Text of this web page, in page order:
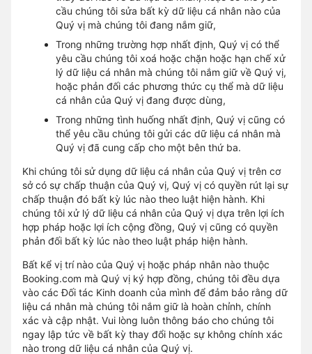
cầu chúng tôi sửa bất kỳ dữ liệu cá nhân nào của
Quý vị mà chúng tôi đang nắm giữ,
Trong những trường hợp nhất định, Quý vị có thể
yêu cầu chúng tôi xoá hoặc chặn hoặc hạn chế xử
lý dữ liệu cá nhân mà chúng tôi nắm giữ về Quý vị,
hoặc phản đối các phương thức cụ thể mà dữ liệu
cá nhân của Quý vị đang được dùng,
Trong những tình huống nhất định, Quý vị cũng có
thể yêu cầu chúng tôi gửi các dữ liệu cá nhân mà
Quý vị đã cung cấp cho một bên thứ ba.
Khi chúng tôi sử dụng dữ liệu cá nhân của Quý vị trên cơ
sở có sự chấp thuận của Quý vị, Quý vị có quyền rút lại sự
chấp thuận đó bất kỳ lúc nào theo luật hiện hành. Khi
chúng tôi xử lý dữ liệu cá nhân của Quý vị dựa trên lợi ích
hợp pháp hoặc lợi ích cộng đồng, Quý vị cũng có quyền
phản đối bất kỳ lúc nào theo luật pháp hiện hành.
Bất kể vị trí nào của Quý vị hoặc pháp nhân nào thuộc
Booking.com mà Quý vị ký hợp đồng, chúng tôi đều dựa
vào các Đối tác Kinh doanh của mình để đảm bảo rằng dữ
liệu cá nhân mà chúng tôi nắm giữ là hoàn chỉnh, chính
xác và cập nhật. Vui lòng luôn thông báo cho chúng tôi
ngay lập tức về bất kỳ thay đổi hoặc sự không chính xác
nào trong dữ liệu cá nhân của Quý vị.